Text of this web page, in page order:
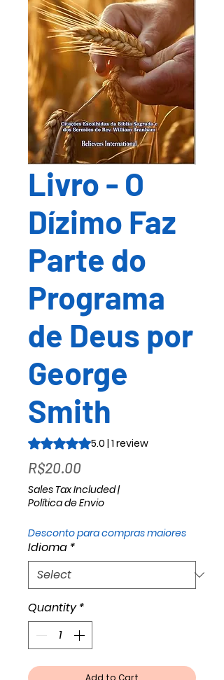
Livro - O
Dízimo Faz
Parte do
Programa
de Deus por
George
Smith
Rating is 5.0 out of five stars based on 1
5.0 | 1 review
R$20.00Price
Sales Tax Included|
Política de Envio
Desconto para compras maiores
Idioma *
Quantity *
Add to Cart